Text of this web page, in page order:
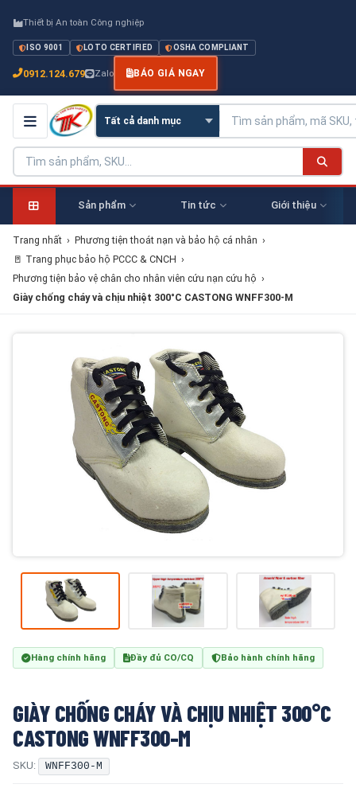
Thiết bị An toàn Công nghiệp
ISO 9001 LOTO CERTIFIED OSHA COMPLIANT
0912.124.679 Zalo BÁO GIÁ NGAY
Sản phẩm Tin tức Giới thiệu
Trang nhất › Phương tiện thoát nạn và bảo hộ cá nhân ›
🚪 Trang phục bảo hộ PCCC & CNCH ›
Phương tiện bảo vệ chân cho nhân viên cứu nạn cứu hộ ›
Giày chống cháy và chịu nhiệt 300°C CASTONG WNFF300-M
Hàng chính hãng Đầy đủ CO/CQ Bảo hành chính hãng
GIÀY CHỐNG CHÁY VÀ CHỊU NHIỆT 300°C
CASTONG WNFF300-M
SKU: WNFF300-M